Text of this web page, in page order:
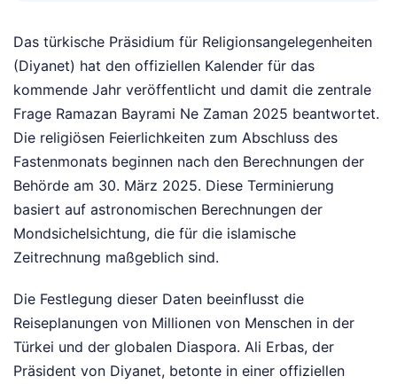
Das türkische Präsidium für Religionsangelegenheiten
(Diyanet) hat den offiziellen Kalender für das
kommende Jahr veröffentlicht und damit die zentrale
Frage Ramazan Bayrami Ne Zaman 2025 beantwortet.
Die religiösen Feierlichkeiten zum Abschluss des
Fastenmonats beginnen nach den Berechnungen der
Behörde am 30. März 2025. Diese Terminierung
basiert auf astronomischen Berechnungen der
Mondsichelsichtung, die für die islamische
Zeitrechnung maßgeblich sind.
Die Festlegung dieser Daten beeinflusst die
Reiseplanungen von Millionen von Menschen in der
Türkei und der globalen Diaspora. Ali Erbas, der
Präsident von Diyanet, betonte in einer offiziellen